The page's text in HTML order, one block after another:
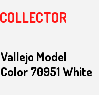
COLLECTOR
Vallejo Model
Color 70951 White